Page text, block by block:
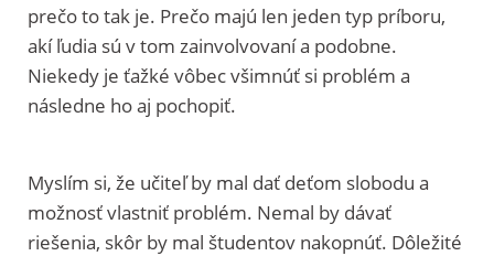
prečo to tak je. Prečo majú len jeden typ príboru,
akí ľudia sú v tom zainvolvovaní a podobne.
Niekedy je ťažké vôbec všimnúť si problém a
následne ho aj pochopiť.
Myslím si, že učiteľ by mal dať deťom slobodu a
možnosť vlastniť problém. Nemal by dávať
riešenia, skôr by mal študentov nakopnúť. Dôležité